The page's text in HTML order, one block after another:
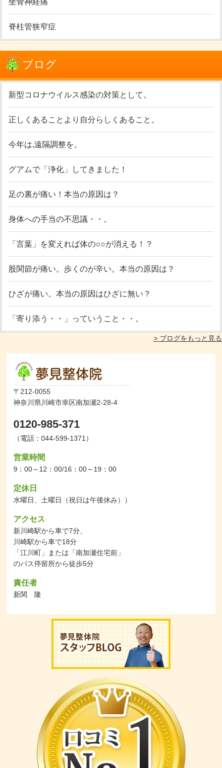
坐骨神経痛
脊柱管狭窄症
ブログ
新型コロナウイルス感染の対策として。
正しくあることより自分らしくあること。
今年は,遠隔調整を。
グアムで「浄化」してきました！
足の裏が痛い！本当の原因は？
身体への手当の不思議・・。
「言葉」を変えれば体の○○が消える！？
股関節が痛い。歩くのが辛い。本当の原因は？
ひざが痛い。本当の原因はひざに無い？
「寄り添う・・」っていうこと・・。
> ブログをもっと見る
〒212-0055
神奈川県川崎市幸区南加瀬2-28-4
0120-985-371
（電話：044-599-1371）
営業時間
9：00～12：00/16：00～19：00
定休日
水曜日、土曜日（祝日は午後休み））
アクセス
新川崎駅から車で7分、
川崎駅から車で18分
「江川町」または「南加瀬住宅前」
のバス停留所から徒歩5分
責任者
新関 隆